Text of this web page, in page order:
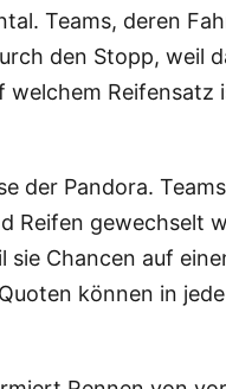
Teams, deren
den Stopp, weil
Reifensatz
der Pandora.
gewechselt
Chancen auf
können in